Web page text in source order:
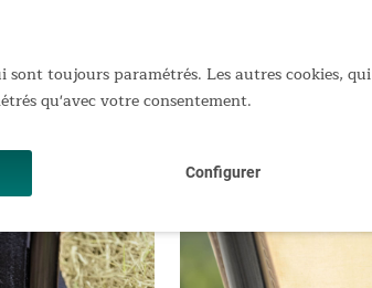
sont toujours paramétrés. Les autres cookies, qui
qu'avec votre consentement.
Configurer